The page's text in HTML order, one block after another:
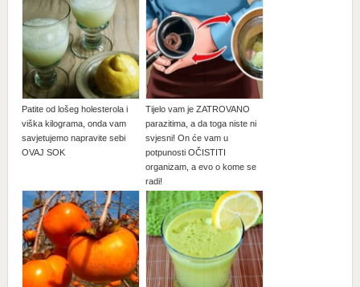
Patite od lošeg holesterola i
viška kilograma, onda vam
savjetujemo napravite sebi
OVAJ SOK
Tijelo vam je ZATROVANO
parazitima, a da toga niste ni
svjesni! On će vam u
potpunosti OČISTITI
organizam, a evo o kome se
radi!